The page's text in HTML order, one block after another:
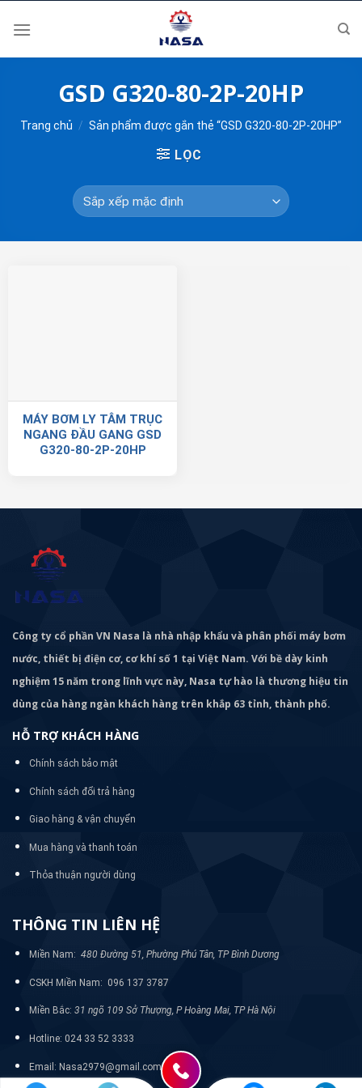
GSD G320-80-2P-20HP
Trang chủ / Sản phẩm được gắn thẻ “GSD G320-80-2P-20HP”
LỌC
MÁY BƠM LY TÂM TRỤC
NGANG ĐẦU GANG GSD
G320-80-2P-20HP
Công ty cổ phần VN Nasa là nhà nhập khẩu và phân phối máy bơm
nước, thiết bị điện cơ, cơ khí số 1 tại Việt Nam. Với bề dày kinh
nghiệm 15 năm trong lĩnh vực này, Nasa tự hào là thương hiệu tin
dùng của hàng ngàn khách hàng trên khắp 63 tỉnh, thành phố.
HỖ TRỢ KHÁCH HÀNG
Chính sách bảo mật
Chính sách đổi trả hàng
Giao hàng & vận chuyển
Mua hàng và thanh toán
Thỏa thuận người dùng
THÔNG TIN LIÊN HỆ
Miền Nam: 480 Đường 51, Phường Phú Tân, TP Bình Dương
CSKH Miền Nam: 096 137 3787
Miền Bắc: 31 ngõ 109 Sở Thượng, P Hoàng Mai, TP Hà Nội
Hotline: 024 33 52 3333
Email: Nasa2979@gmail.com